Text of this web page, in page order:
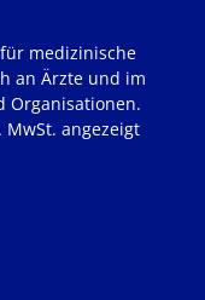
medizinische
an Ärzte und im
Organisationen.
MwSt. angezeigt